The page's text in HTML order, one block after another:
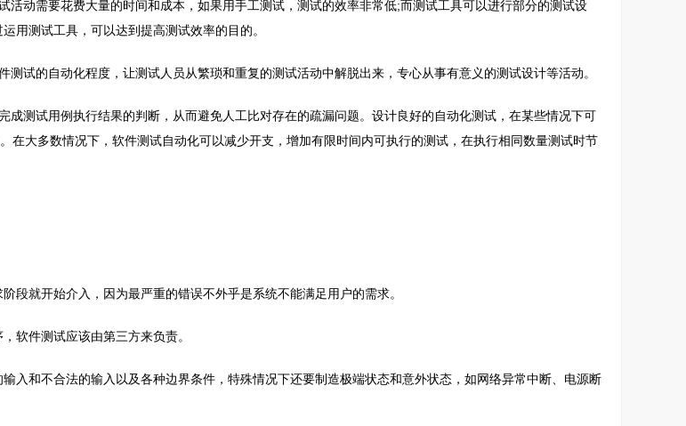
活动需要花费大量的时间和成本，如果用手工测试，测试的效率非常低;而测试工具可以进行部分的测试设
用测试工具，可以达到提高测试效率的目的。
测试的自动化程度，让测试人员从繁琐和重复的测试活动中解脱出来，专心从事有意义的测试设计等活动。
成测试用例执行结果的判断，从而避免人工比对存在的疏漏问题。设计良好的自动化测试，在某些情况下可
。在大多数情况下，软件测试自动化可以减少开支，增加有限时间内可执行的测试，在执行相同数量测试时节
段就开始介入，因为最严重的错误不外乎是系统不能满足用户的需求。
软件测试应该由第三方来负责。
入和不合法的输入以及各种边界条件，特殊情况下还要制造极端状态和意外状态，如网络异常中断、电源断